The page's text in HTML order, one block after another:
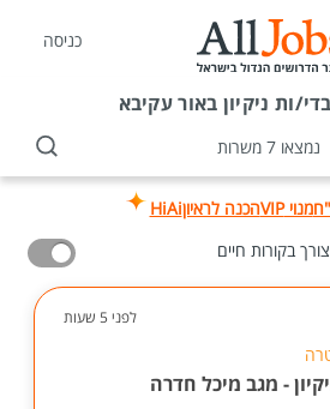
כניסה
ות ניקיון באור עקיבא
נמצאו 7 משרות
מנוי VIP הכנה לראיוןHiAi
בקורות חיים
לפני 5 שעות
- מגב מיכל חדרה